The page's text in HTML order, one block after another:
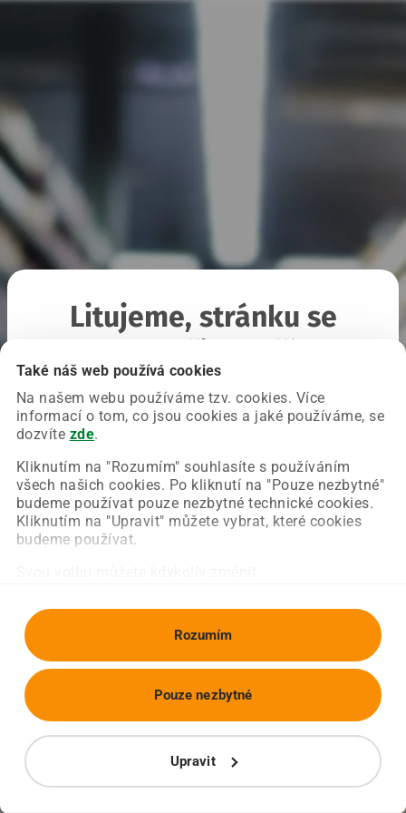
Také náš web používá cookies
Na našem webu používáme tzv. cookies. Více
informací o tom, co jsou cookies a jaké používáme, se
dozvíte zde.
Kliknutím na "Rozumím" souhlasíte s používáním
všech našich cookies. Po kliknutí na "Pouze nezbytné"
budeme používat pouze nezbytné technické cookies.
Kliknutím na "Upravit" můžete vybrat, které cookies
budeme používat.
Rozumím
Upravit
Pouze nezbytné
Litujeme, stránku se
Chyba nastala na naší straně a už ji opravujeme.
Zkuste prosím znovu načíst požadovanou stránku.
Obnovit stránku Úvodní strana